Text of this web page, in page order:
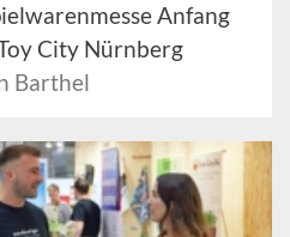
Anfang
City Nürnberg
Barthel